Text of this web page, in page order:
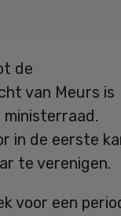
de
van Meurs is
in de eerste
te verenigen.
voor een